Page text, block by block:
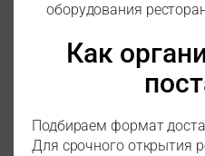
оборудования
Как
Подбираем формат
Для срочного открытия